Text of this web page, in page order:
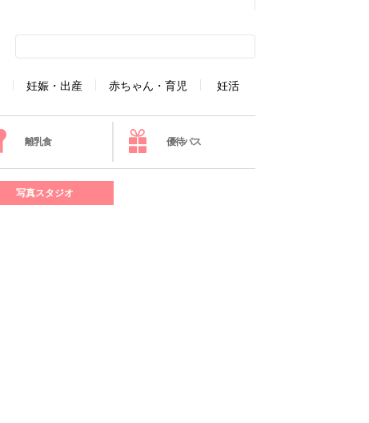
妊娠・出産 赤ちゃん・育児 妊活
離乳食 優待パス
写真スタジオ